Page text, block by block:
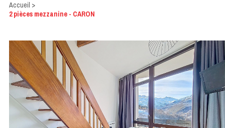
Accueil >
2 pièces mezzanine - CARON